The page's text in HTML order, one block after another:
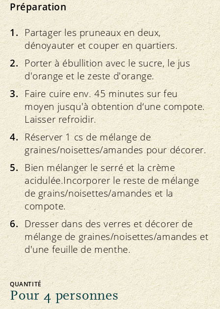
Préparation
Partager les pruneaux en deux,
dénoyauter et couper en quartiers.
Porter à ébullition avec le sucre, le jus
d'orange et le zeste d'orange.
Faire cuire env. 45 minutes sur feu
moyen jusqu'à obtention d‘une compote.
Laisser refroidir.
Réserver 1 cs de mélange de
graines/noisettes/amandes pour décorer.
Bien mélanger le serré et la crème
acidulée.Incorporer le reste de mélange
de grains/noisettes/amandes et la
compote.
Dresser dans des verres et décorer de
mélange de graines/noisettes/amandes et
d'une feuille de menthe.
QUANTITÉ
Pour 4 personnes